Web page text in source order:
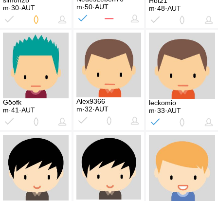
m·30·AUT
m·50·AUT
m·48·AUT
Göofk
m·41·AUT
Alex9366
m·32·AUT
leckomio
m·33·AUT